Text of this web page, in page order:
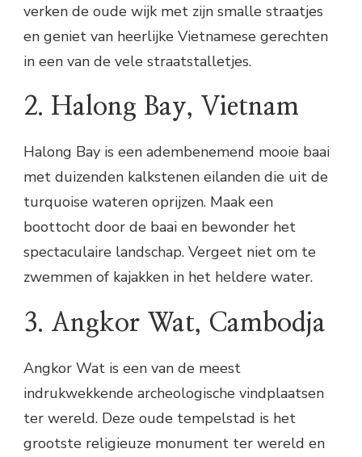
verken de oude wijk met zijn smalle straatjes
en geniet van heerlijke Vietnamese gerechten
in een van de vele straatstalletjes.
2. Halong Bay, Vietnam
Halong Bay is een adembenemend mooie baai
met duizenden kalkstenen eilanden die uit de
turquoise wateren oprijzen. Maak een
boottocht door de baai en bewonder het
spectaculaire landschap. Vergeet niet om te
zwemmen of kajakken in het heldere water.
3. Angkor Wat, Cambodja
Angkor Wat is een van de meest
indrukwekkende archeologische vindplaatsen
ter wereld. Deze oude tempelstad is het
grootste religieuze monument ter wereld en